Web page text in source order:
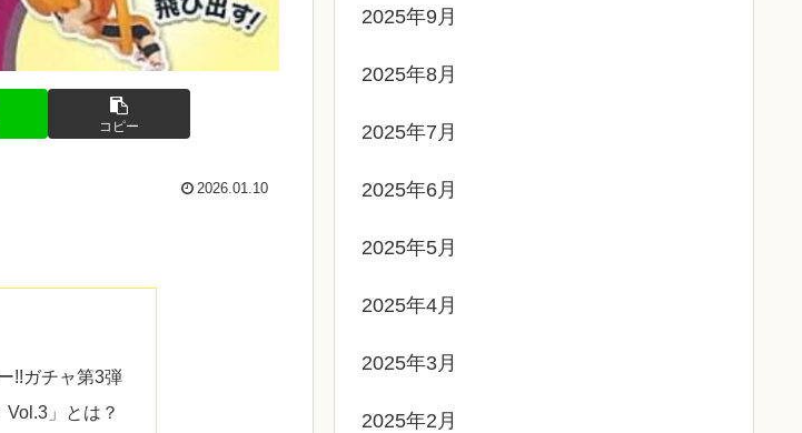
コピー
2026.01.10
!!ガチャ第3弾
」とは？
2025年9月
2025年8月
2025年7月
2025年6月
2025年5月
2025年4月
2025年3月
2025年2月